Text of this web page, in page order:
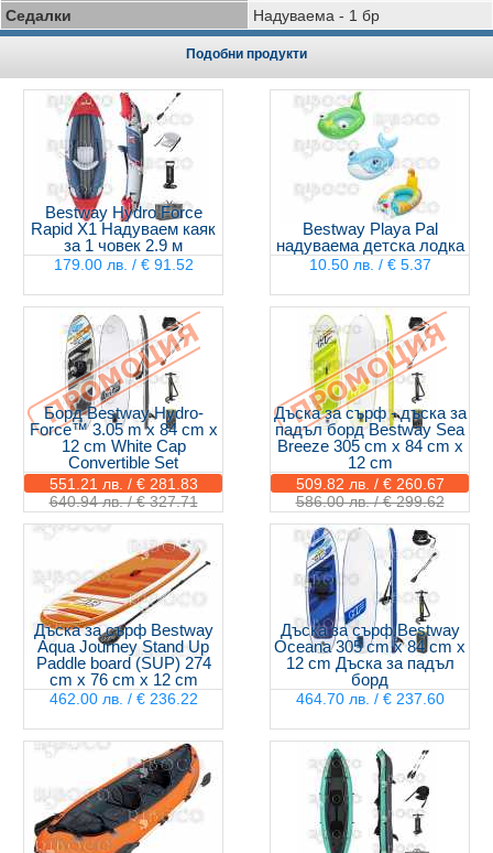
Седалки
Надуваема - 1 бр
Подобни продукти
Bestway Hydro Force
Rapid X1 Надуваем каяк
за 1 човек 2.9 м
179.00 лв. / € 91.52
Bestway Playa Pal
надуваема детска лодка
10.50 лв. / € 5.37
Борд Bestway Hydro-
Force™ 3.05 m x 84 cm x
12 cm White Cap
Convertible Set
551.21 лв. / € 281.83
640.94 лв. / € 327.71
Дъска за сърф - дъска за
падъл борд Bestway Sea
Breeze 305 cm x 84 cm x
12 cm
509.82 лв. / € 260.67
586.00 лв. / € 299.62
Дъска за сърф Bestway
Aqua Journey Stand Up
Paddle board (SUP) 274
cm x 76 cm x 12 cm
462.00 лв. / € 236.22
Дъска за сърф Bestway
Oceana 305 cm x 84 cm x
12 cm Дъска за падъл
борд
464.70 лв. / € 237.60